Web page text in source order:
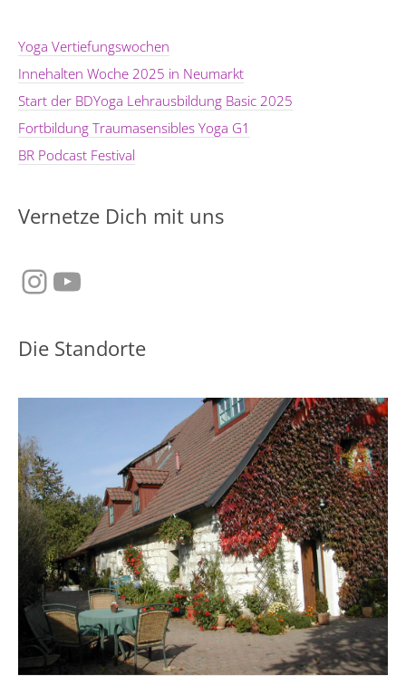
Yoga Vertiefungswochen
Innehalten Woche 2025 in Neumarkt
Start der BDYoga Lehrausbildung Basic 2025
Fortbildung Traumasensibles Yoga G1
BR Podcast Festival
Vernetze Dich mit uns
Instagram
YouTube
Die Standorte